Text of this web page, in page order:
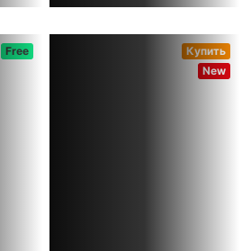
Free
Купить
New